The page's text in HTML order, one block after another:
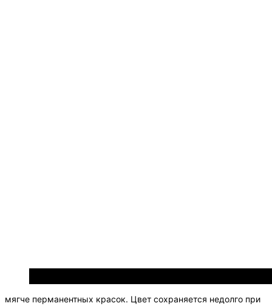
мягче перманентных красок. Цвет сохраняется недолго при